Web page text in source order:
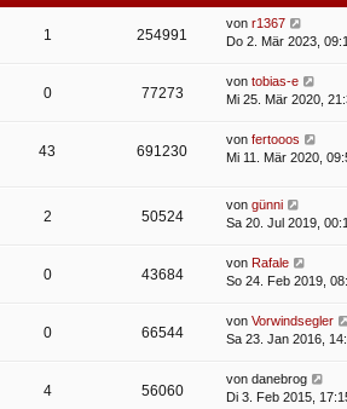
1 254991
von r1367
Do 2. Mär 2023,
0 77273
von tobias-e
Mi 25. Mär 2020,
43 691230
von fertooos
Mi 11. Mär 2020,
2 50524
von günni
Sa 20. Jul 2019,
0 43684
von Rafale
So 24. Feb 2019,
0 66544
von Vorwindsegler
Sa 23. Jan 2016,
4 56060
von danebrog
Di 3. Feb 2015,